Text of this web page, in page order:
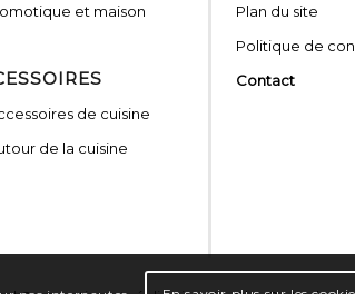
et maison
de cuisine
de la cuisine
Plan du site
Politique de
Contact